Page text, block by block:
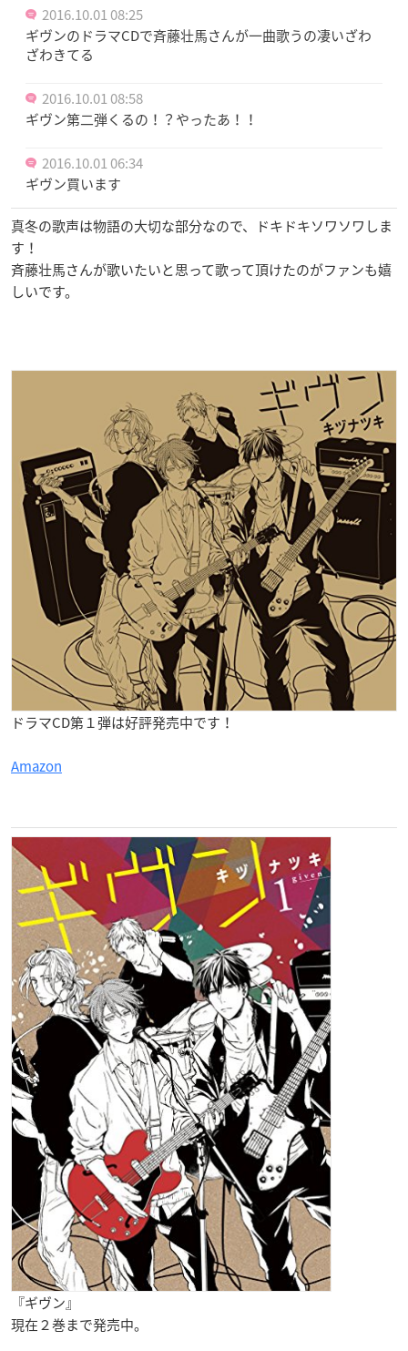
2016.10.01 08:25
ギヴンのドラマCDで斉藤壮馬さんが一曲歌うの凄いざわ
ざわきてる
2016.10.01 08:58
ギヴン第二弾くるの！？やったあ！！
2016.10.01 06:34
ギヴン買います
真冬の歌声は物語の大切な部分なので、ドキドキソワソワしま
す！
斉藤壮馬さんが歌いたいと思って歌って頂けたのがファンも嬉
しいです。
ドラマCD第１弾は好評発売中です！
Amazon
『ギヴン』
現在２巻まで発売中。